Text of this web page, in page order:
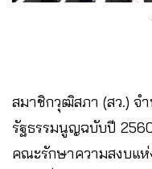
สมาชิกวุฒิสภา (สว.) จ
รัฐธรรมนูญฉบับปี
คณะรักษาความสงบแห่